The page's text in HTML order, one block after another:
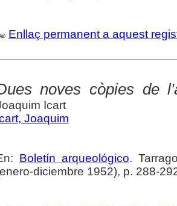
Enllaç permanent a aquest
noves còpies de
Icart
Joaquim
Boletín arqueológico.
diciembre 1952), p. 288-